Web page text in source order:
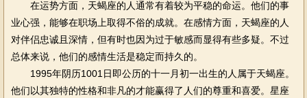
在运势方面，天蝎座的人通常有着较为平稳的命运。他们的事
业心强，能够在职场上取得不俗的成就。在感情方面，天蝎座的人
对伴侣忠诚且深情，但有时也因为过于敏感而显得有些多疑。不过
总体来说，他们的感情生活是稳定而持久的。
1995年阴历1001日即公历的十一月初一出生的人属于天蝎座。
他们以其独特的性格和非凡的才能赢得了人们的尊重和喜爱。星座